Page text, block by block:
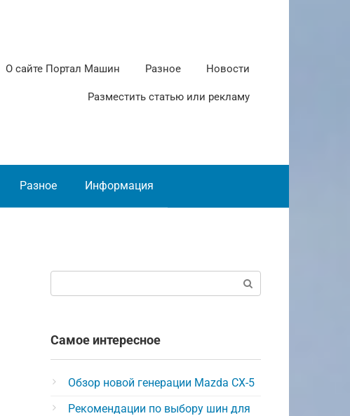
О сайте Портал Машин Разное Новости
Разместить статью или рекламу
Разное Информация
Самое интересное
Обзор новой генерации Mazda CX-5
Рекомендации по выбору шин для